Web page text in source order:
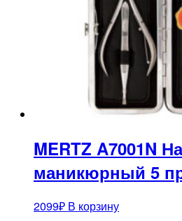
MERTZ A7001N
маникюрный 5
2099₽ В корзину